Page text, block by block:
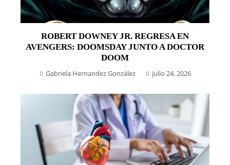
ROBERT DOWNEY JR. REGRESA EN
AVENGERS: DOOMSDAY JUNTO A DOCTOR
DOOM
Gabriela Hernandez González julio 24, 2026